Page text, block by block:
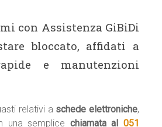
con Assistenza GiBiDi
bloccato, affidati a
e manutenzioni
relativi a schede elettroniche,
una semplice chiamata al051